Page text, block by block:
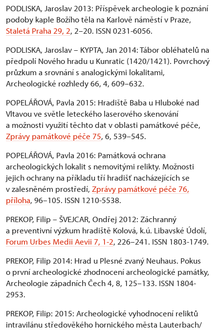
PODLISKA, Jaroslav 2013: Příspěvek archeologie k poznání
podoby kaple Božího těla na Karlově náměstí v Praze,
Staletá Praha 29, 2, 2–20. ISSN 0231-6056.
PODLISKA, Jaroslav – KYPTA, Jan 2014: Tábor obléhatelů na
předpolí Nového hradu u Kunratic (1420/1421). Povrchový
průzkum a srovnání s analogickými lokalitami,
Archeologické rozhledy 66, 4, 609–632.
POPELÁŘOVÁ, Pavla 2015: Hradiště Baba u Hluboké nad
Vltavou ve světle leteckého laserového skenování
a možnosti využití těchto dat v oblasti památkové péče,
Zprávy památkové péče 75, 6, 539–545.
POPELÁŘOVÁ, Pavla 2016: Památková ochrana
archeologických lokalit s nemovitými relikty. Možnosti
jejich ochrany na příkladu tří hradišť nacházejících se
v zalesněném prostředí, Zprávy památkové péče 76,
příloha, 96–105. ISSN 1210-5538.
PREKOP, Filip – ŠVEJCAR, Ondřej 2012: Záchranný
a preventivní výzkum hradiště Kolová, k.ú. Libavské Údolí,
Forum Urbes Medii Aevii 7, 1-2, 226–241. ISSN 1803-1749.
PREKOP, Filip 2014: Hrad u Plesné zvaný Neuhaus. Pokus
o první archeologické zhodnocení archeologické památky,
Archeologie západních Čech 4, 8, 125–133. ISSN 1804-
2953.
PREKOP, Filip: 2015: Archeologické vyhodnocení reliktů
intravilánu středověkého hornického města Lauterbach/